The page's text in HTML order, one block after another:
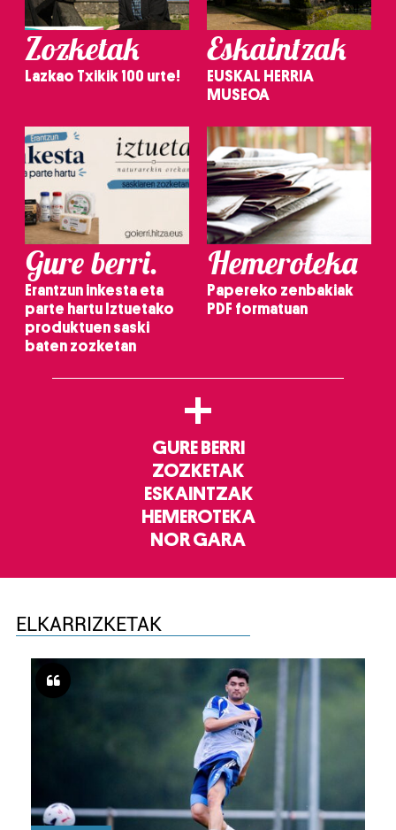
Zozketak
Lazkao Txikik 100 urte!
Eskaintzak
EUSKAL HERRIA
MUSEOA
Gure berri.
Erantzun inkesta eta
parte hartu Iztuetako
produktuen saski
baten zozketan
Hemeroteka
Papereko zenbakiak
PDF formatuan
+
GURE BERRI
ZOZKETAK
ESKAINTZAK
HEMEROTEKA
NOR GARA
ELKARRIZKETAK